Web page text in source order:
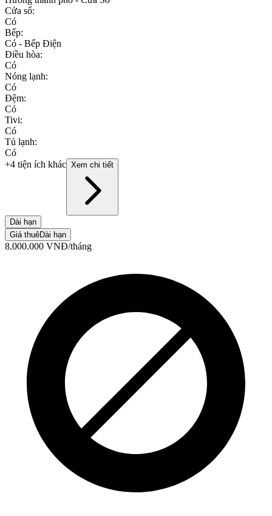
Cửa sổ:
Có
Bếp:
Có - Bếp Điện
Điều hòa:
Có
Nóng lạnh:
Có
Đệm:
Có
Tivi:
Có
Tủ lạnh:
Có
+4 tiện ích khác Xem chi tiết
Dài hạn
Giá thuêDài hạn
8.000.000 VNĐ/tháng